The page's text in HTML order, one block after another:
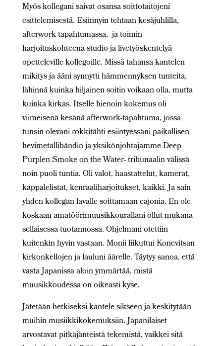
Myös kollegani saivat osansa soittotaitojeni
esittelemisestä. Esiinnyin tehtaan kesäjuhlilla,
afterwork-tapahtumassa, ja toimin
harjoituskohteena studio-ja livetyöskentelyä
opetteleville kollegoille. Missä tahansa kantelen
mikitys ja ääni synnytti hämmennyksen tunteita,
lähinnä kuinka hiljainen soitin voikaan olla, mutta
kuinka kirkas. Itselle hienoin kokemus oli
viimeisenä kesänä afterwork-tapahtuma, jossa
tunsin olevani rokkitähti esiintyessäni paikallisen
hevimetallibändin ja yksikönjohtajamme Deep
Purplen Smoke on the Water- tribunaalin välissä
noin puoli tuntia. Oli valot, haastattelut, kamerat,
kappalelistat, kenraaliharjoitukset, kaikki. Ja sain
yhden kollegan lavalle soittamaan cajonia. En ole
koskaan amatöörimuusikkourallani ollut mukana
sellaisessa tuotannossa. Ohjelmani otettiin
kuitenkin hyvin vastaan. Monii liikuttui Konevitsan
kirkonkellojen ja lauluni äärelle. Täytyy sanoa, että
vasta Japanissa aloin ymmärtää, mistä
muusikkoudessa on oikeasti kyse.
Jätetään hetkiseksi kantele sikseen ja keskitytään
muihin musiikkikokemuksiin. Japanilaiset
arvostavat pitkäjänteistä tekemistä, vaikkei sitä